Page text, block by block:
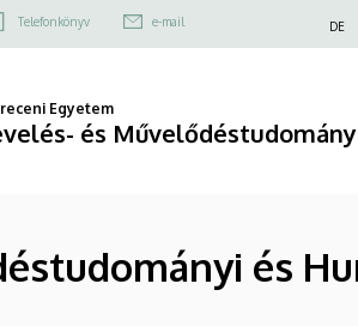
Telefonkönyv e-mail DE
Egyetem
és
és